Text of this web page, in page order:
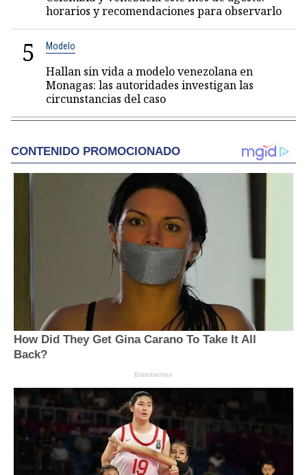
horarios y recomendaciones para observarlo
5 Modelo
Hallan sin vida a modelo venezolana en
Monagas: las autoridades investigan las
circunstancias del caso